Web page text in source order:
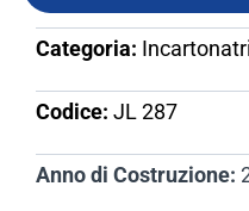
Categoria:
Codice: JL 287​
Anno di Costruzione: